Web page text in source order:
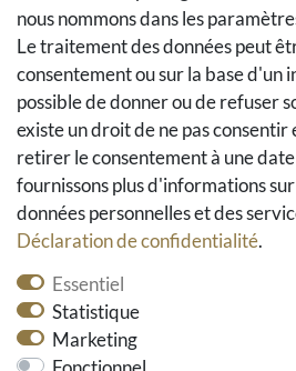
Aide
Social Media
Facebook
Instagram
Pinterest
Youtube
Houzz
nous nommons dans les
Le traitement des données peut
consentement ou sur la base d'un
possible de donner ou de refuser
existe un droit de ne pas
retirer le consentement à une
fournissons plus d'informations
données personnelles et des
Déclaration de confidentialité.
Essentiel
Statistique
Marketing